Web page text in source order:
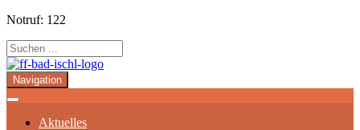
Notruf: 122
Navigation
Aktuelles